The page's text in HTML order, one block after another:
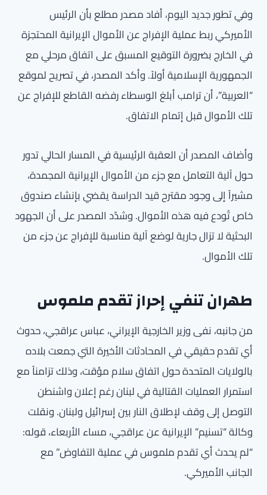
وفي تطور جديد اليوم، أفاد مصدر مطلع بأن الرئيس
الأميركي ربط عملية الإفراج عن الأموال الإيرانية المحتجزة
في الخارج بضرورة التوقيع المسبق على اتفاق مرحلي مع
الجمهورية الإسلامية أولاً. وأكد المصدر، في تصريح لموقع
“العربية”، أن ترامب أبلغ الوسطاء رفضه القاطع للإفراج عن
تلك الأموال قبل إتمام الاتفاق.
وأضاف المصدر أن العقبة الرئيسية في المسار الحالي تدور
حول آلية التعامل مع جزء من الأموال الإيرانية المجمدة،
مشيراً إلى وجود مقترح قيد الدراسة يقضي بإنشاء صندوق
خاص تُودع فيه هذه الأموال. وشدّد المصدر على أن الجهود
البحثية لا تزال جارية لوضع آلية مناسبة للإفراج عن جزء من
تلك الأموال.
طهران تنفي إحراز تقدم ملموس
من جانبه، نفى وزير الخارجية الإيراني، عباس عراقجي، حدوث
أي تقدم حقيقي في المحادثات الأخيرة التي جمعت بلاده
بالولايات المتحدة حول اتفاق سلام مؤقت، وذلك تزامناً مع
استمرار العمليات القتالية في لبنان رغم إعلان واشنطن
التوصل إلى وقف لإطلاق النار بين إسرائيل ولبنان. ونقلت
وكالة “تسنيم” الإيرانية عن عراقجي، مساء الأربعاء، قوله:
“لم يحدث أي تقدم ملموس في عملية التفاوض” مع
الجانب الأميركي.